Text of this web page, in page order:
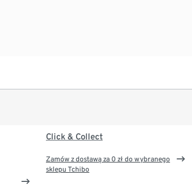
Click & Collect
Zamów z dostawą za 0 zł do wybranego
sklepu Tchibo